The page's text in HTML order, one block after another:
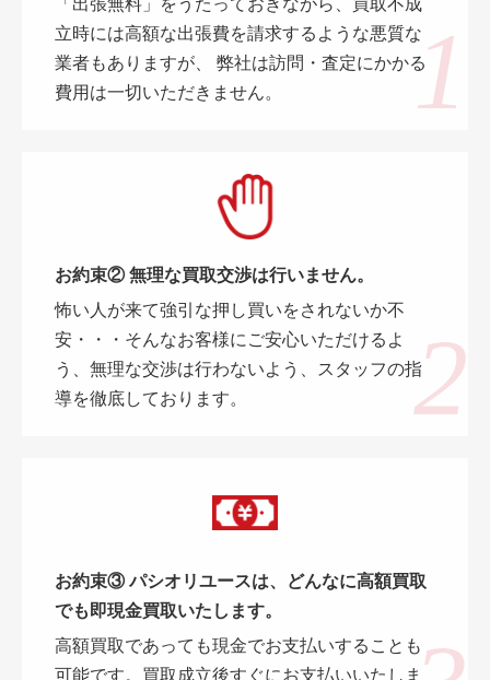
「出張無料」をうたっておきながら、買取不成
立時には高額な出張費を請求するような悪質な
業者もありますが、 弊社は訪問・査定にかかる
費用は一切いただきません。
お約束② 無理な買取交渉は行いません。
怖い人が来て強引な押し買いをされないか不
安・・・そんなお客様にご安心いただけるよ
う、無理な交渉は行わないよう、スタッフの指
導を徹底しております。
お約束③ パシオリユースは、どんなに高額買取
でも即現金買取いたします。
高額買取であっても現金でお支払いすることも
可能です。買取成立後すぐにお支払いいたしま